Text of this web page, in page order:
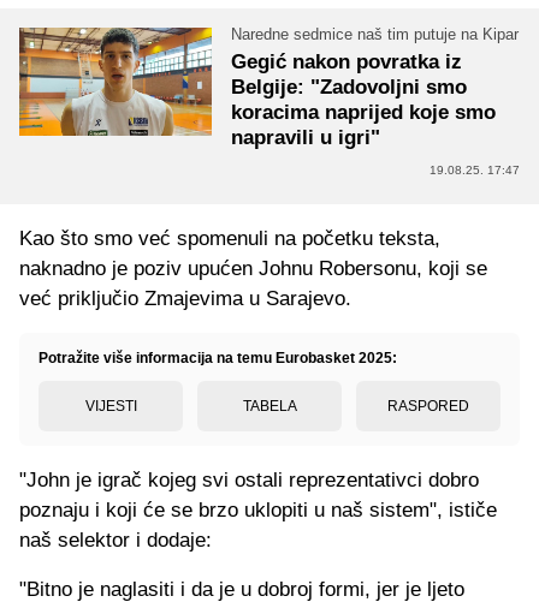
Naredne sedmice naš tim putuje na Kipar
Gegić nakon povratka iz
Belgije: "Zadovoljni smo
koracima naprijed koje smo
napravili u igri"
19.08.25. 17:47
Kao što smo već spomenuli na početku teksta,
naknadno je poziv upućen Johnu Robersonu, koji se
već priključio Zmajevima u Sarajevo.
Potražite više informacija na temu Eurobasket 2025:
VIJESTI TABELA RASPORED
"John je igrač kojeg svi ostali reprezentativci dobro
poznaju i koji će se brzo uklopiti u naš sistem", ističe
naš selektor i dodaje:
"Bitno je naglasiti i da je u dobroj formi, jer je ljeto